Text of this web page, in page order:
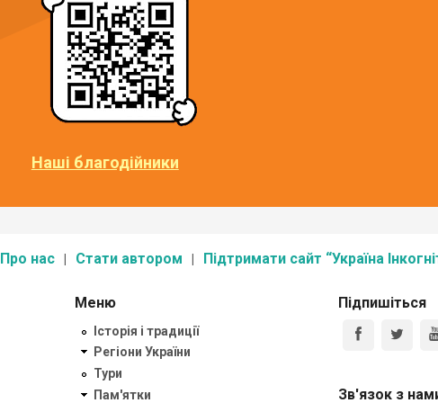
Наші благодійники
Про нас Стати автором Підтримати сайт “Україна
Меню
Історія і традиції
Регіони України
Тури
Пам'ятки
Підпишіться
Зв'язок з